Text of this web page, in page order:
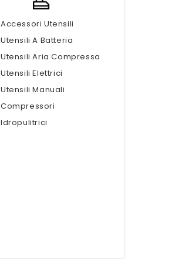
Accessori Utensili
Utensili A Batteria
Utensili Aria Compressa
Utensili Elettrici
Utensili Manuali
Compressori
Idropulitrici